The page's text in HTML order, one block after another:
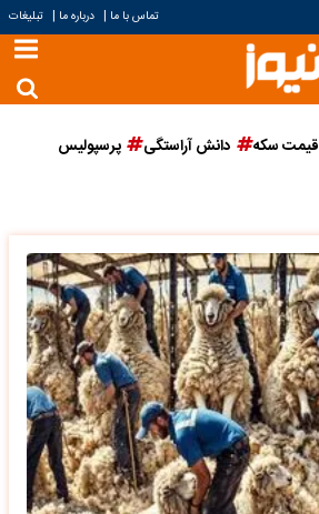
تماس با ما | درباره ما | تبلیغات
قیمت سکه دانش آراستگی پرسپولیس